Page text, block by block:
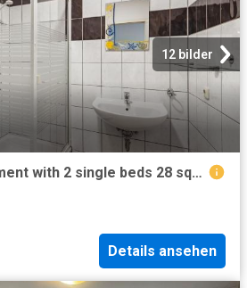
12 bilder
Cozy 1 room apartment with 2 single beds 28 sqm, Koln Amsterdam Apartments for Rent
Details ansehen